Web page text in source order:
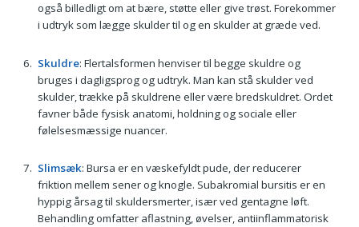
også billedligt om at bære, støtte eller give trøst. Forekommer
i udtryk som lægge skulder til og en skulder at græde ved.
Skuldre: Flertalsformen henviser til begge skuldre og
bruges i dagligsprog og udtryk. Man kan stå skulder ved
skulder, trække på skuldrene eller være bredskuldret. Ordet
favner både fysisk anatomi, holdning og sociale eller
følelsesmæssige nuancer.
Slimsæk: Bursa er en væskefyldt pude, der reducerer
friktion mellem sener og knogle. Subakromial bursitis er en
hyppig årsag til skuldersmerter, især ved gentagne løft.
Behandling omfatter aflastning, øvelser, antiinflammatorisk